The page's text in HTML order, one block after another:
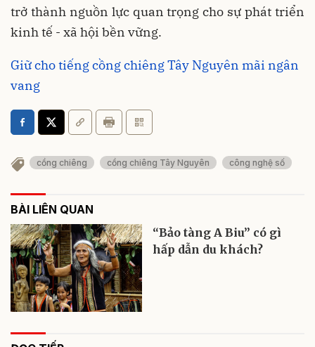
trở thành nguồn lực quan trọng cho sự phát triển
kinh tế - xã hội bền vững.
Giữ cho tiếng cồng chiêng Tây Nguyên mãi ngân
vang
cồng chiêng cồng chiêng Tây Nguyên công nghệ số
BÀI LIÊN QUAN
“Bảo tàng A Biu” có gì
hấp dẫn du khách?